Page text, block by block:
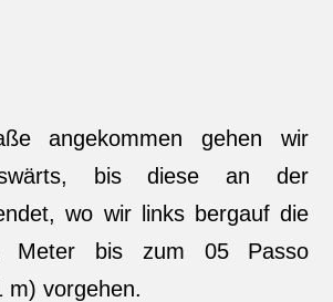
angekommen gehen wir
bis diese an der
wo wir links bergauf die
Meter bis zum 05 Passo
m) vorgehen.